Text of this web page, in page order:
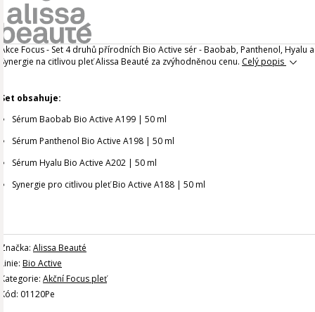
Akce Focus - Set 4 druhů přírodních Bio Active sér - Baobab, Panthenol, Hyalu a
Synergie na citlivou pleť Alissa Beauté za zvýhodněnou cenu. Celý popis
Set obsahuje:
Sérum Baobab Bio Active A199 | 50 ml
Sérum Panthenol Bio Active A198 | 50 ml
Sérum Hyalu Bio Active A202 | 50 ml
Synergie pro citlivou pleť Bio Active A188 | 50 ml
Značka: Alissa Beauté
Linie: Bio Active
Kategorie: Akční Focus pleť
Kód: 01120Pe